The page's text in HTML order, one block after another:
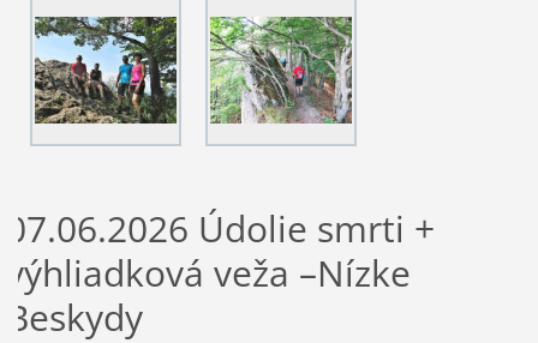
07.06.2026 Údolie smrti +
výhliadková veža –Nízke
Beskydy